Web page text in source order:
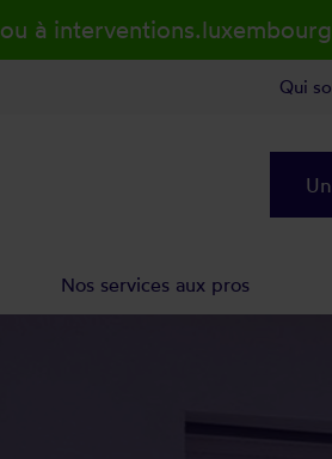
à
Qui
Nos services aux pros